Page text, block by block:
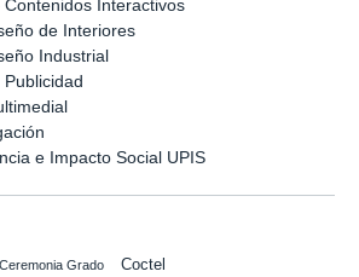
Contenidos Interactivos
de Interiores
Industrial
e Impacto Social UPIS
Ceremonia Grado Coctel